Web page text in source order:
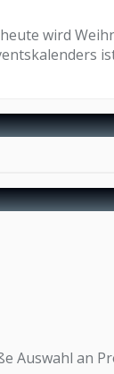
wird
Auswahl an